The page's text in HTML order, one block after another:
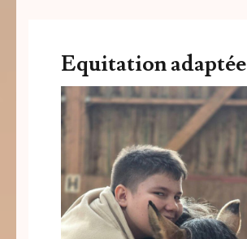
Equitation adaptée